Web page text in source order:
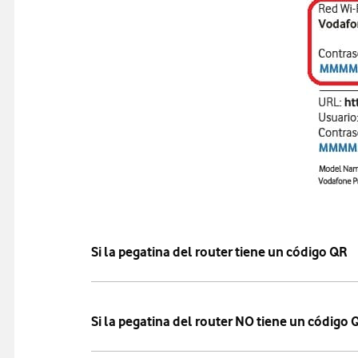
Si la pegatina del router tiene un código QR
Si la pegatina del router NO tiene un código